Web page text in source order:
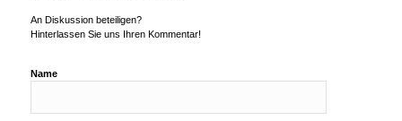
An Diskussion beteiligen?
Hinterlassen Sie uns Ihren Kommentar!
Name